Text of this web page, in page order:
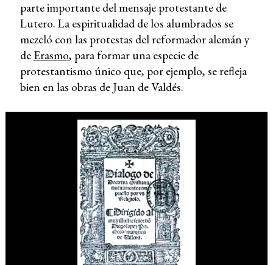
parte importante del mensaje protestante de
Lutero. La espiritualidad de los alumbrados se
mezcló con las protestas del reformador alemán y
de Erasmo, para formar una especie de
protestantismo único que, por ejemplo, se refleja
bien en las obras de Juan de Valdés.